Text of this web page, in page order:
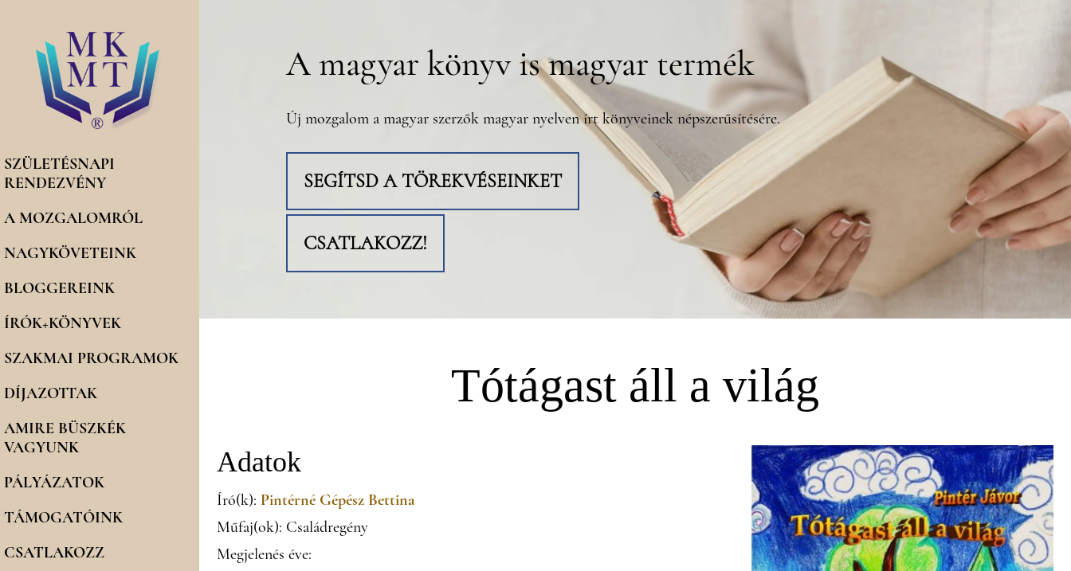
SZÜLETÉSNAPI
RENDEZVÉNY
A MOZGALOMRÓL
NAGYKÖVETEINK
BLOGGEREINK
ÍRÓK+KÖNYVEK
SZAKMAI PROGRAMOK
DÍJAZOTTAK
AMIRE BÜSZKÉK
VAGYUNK
PÁLYÁZATOK
TÁMOGATÓINK
CSATLAKOZZ
A magyar könyv is magyar termék
Új mozgalom a magyar szerzők magyar nyelven írt könyveinek népszerűsítésére.
SEGÍTSD A TÖREKVÉSEINKET
CSATLAKOZZ!
Tótágast áll a világ
Adatok
Író(k): Pintérné Gépész Bettina
Műfaj(ok): Családregény
Megjelenés éve: